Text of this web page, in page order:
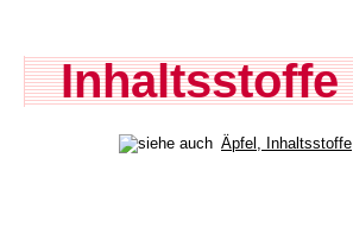
Inhaltsstoffe
Äpfel, Inhaltsstoffe